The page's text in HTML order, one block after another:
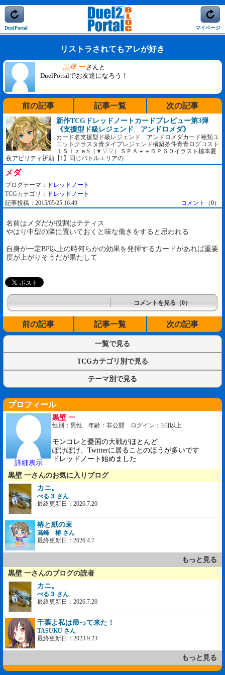
DuelPortal マイページ
リストラされてもアレが好き
黒壁 一さんと
DuelPortalでお友達になろう！
前の記事 記事一覧 次の記事
新作TCGドレッドノートカードプレビュー第3弾
《支援型ド級レジェンド アンドロメダ》
カード名支援型ド級レジェンド アンドロメダカード種類ユ
ニットクラスタ青タイプレジェンド構築条件青青ログコスト
１ＳｉｚｅS（▼▽▽）ＳＰＡ＋＋ＢＰ６０イラスト椋本夏
夜アビリティ祈願【1】同じバトルエリアの...
メダ
ブログテーマ：
ドレッドノート
TCGカテゴリ：
ドレッドノート
記事投稿：2015/05/25 16:49
コメント（0）
名前はメダだが役割はテティス
やはり中型の隣に置いておくと味な働きをすると思われる
自身が一定BP以上の時何らかの効果を発揮するカードがあれば重要
度が上がりそうだが果たして
コメントを見る（0）
前の記事 記事一覧 次の記事
一覧で見る
TCGカテゴリ別で見る
テーマ別で見る
プロフィール
詳細表示
黒壁 一
性別：男性 年齢：非公開 ログイン：3日以上
モンコレと憂国の大戦がほとんど
ぽけぽけ、Twitterに居ることのほうが多いです
ドレッドノート始めました
黒壁 一さんのお気に入りブログ
カニ。
ぺる３ さん
最終更新日：2026.7.20
椿と紙の束
高峰 椿 さん
最終更新日：2026.4.7
もっと見る
黒壁 一さんのブログの読者
カニ。
ぺる３ さん
最終更新日：2026.7.20
千葉よ私は帰って来た！
TASUKU さん
最終更新日：2023.9.23
もっと見る